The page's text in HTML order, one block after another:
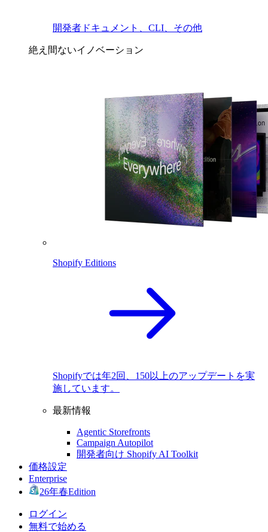
開発者ドキュメント、CLI、その他
絶え間ないイノベーション
Shopify Editions
Shopifyでは年2回、150以上のアップデートを実
施しています。
最新情報
Agentic Storefronts
Campaign Autopilot
開発者向け Shopify AI Toolkit
価格設定
Enterprise
26年春Edition
ログイン
無料で始める